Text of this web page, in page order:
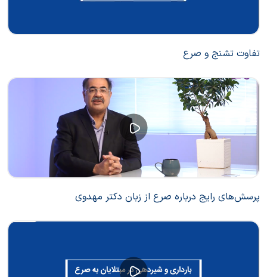
تفاوت تشنج و صرع
پرسش‌های رایج درباره صرع از زبان دکتر مهدوی